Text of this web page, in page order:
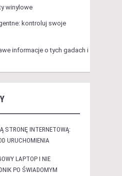
winylowe
kontroluj swoje
informacje o tych gadach i
STRONĘ INTERNETOWĄ:
URUCHOMIENIA
LAPTOP I NIE
PO ŚWIADOMYM